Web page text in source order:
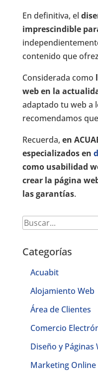
En definitiva, el
imprescindible
contenido que
Considerada como
web en la
adaptado tu web a
recomendamos
Recuerda, en
especializados en
como usabilidad
crear la página
las garantías.
Categorías
Acuabit
Alojamiento Web
Área de Clientes
Comercio
Diseño y Páginas
Marketing Online